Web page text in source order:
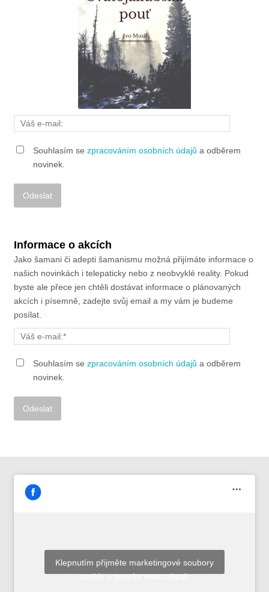
Souhlasím se zpracováním osobních údajů a odběrem
novinek.
Informace o akcích
Jako šamani či adepti šamanismu možná přijímáte informace o
našich novinkách i telepaticky nebo z neobvyklé reality. Pokud
byste ale přece jen chtěli dostávat informace o plánovaných
akcích i písemně, zadejte svůj email a my vám je budeme
posílat.
Souhlasím se zpracováním osobních údajů a odběrem
novinek.
Klepnutím přijměte marketingové soubory
cookie a povolte tento obsah